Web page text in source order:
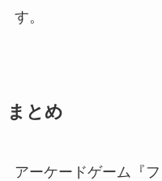
す。
まとめ
アーケードゲーム『